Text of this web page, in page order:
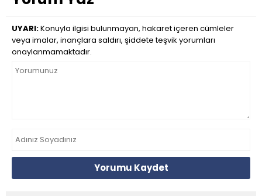
UYARI:Konuyla ilgisi bulunmayan, hakaret içeren cümleler
veya imalar, inançlara saldırı, şiddete teşvik yorumları
onaylanmamaktadır.
Yorumu Kaydet